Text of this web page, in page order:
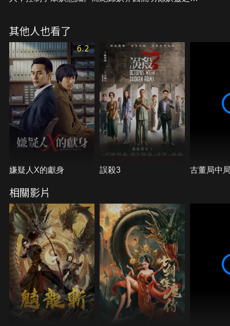
間判官…就竟人與妖會如何合作以戰勝這場妖界之戰
呢？
其他人也看了
6.2
嫌疑人X的獻身 誤殺3 古董局中
相關影片